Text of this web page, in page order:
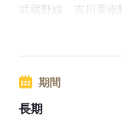
武蔵野線 吉川美南
武蔵野線 越谷レイ
期間
長期